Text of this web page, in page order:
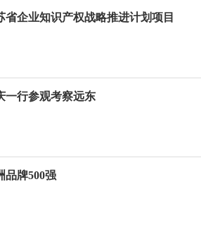
省企业知识产权战略推进计划项目
一行参观考察远东
品牌500强